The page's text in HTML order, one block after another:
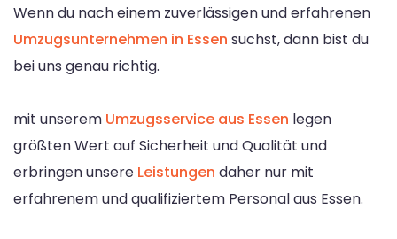
Wenn du nach einem zuverlässigen und erfahrenen
Umzugsunternehmen in Essen suchst, dann bist du
bei uns genau richtig.
mit unserem Umzugsservice aus Essen legen
größten Wert auf Sicherheit und Qualität und
erbringen unsere Leistungen daher nur mit
erfahrenem und qualifiziertem Personal aus Essen.